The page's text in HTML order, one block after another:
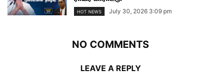
HOT NEWS July 30, 2026 3:09 pm
NO COMMENTS
LEAVE A REPLY